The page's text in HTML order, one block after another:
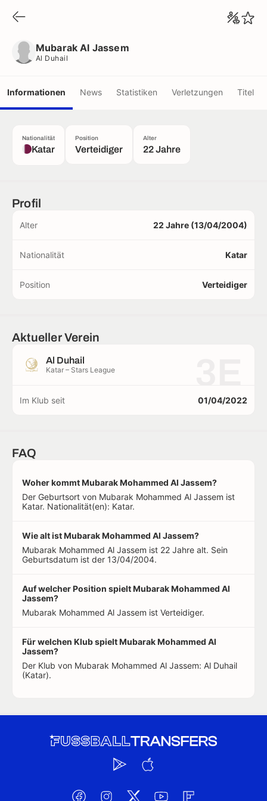
Mubarak Al Jassem
Al Duhail
Informationen News Statistiken Verletzungen Titel
Nationalität
Katar
Position
Verteidiger
Alter
22 Jahre
Profil
Alter 22 Jahre (13/04/2004)
Nationalität Katar
Position Verteidiger
Aktueller Verein
Al Duhail
Katar – Stars League
Im Klub seit 01/04/2022
FAQ
Woher kommt Mubarak Mohammed Al Jassem?
Der Geburtsort von Mubarak Mohammed Al Jassem ist
Katar. Nationalität(en): Katar.
Wie alt ist Mubarak Mohammed Al Jassem?
Mubarak Mohammed Al Jassem ist 22 Jahre alt. Sein
Geburtsdatum ist der 13/04/2004.
Auf welcher Position spielt Mubarak Mohammed Al
Jassem?
Mubarak Mohammed Al Jassem ist Verteidiger.
Für welchen Klub spielt Mubarak Mohammed Al
Jassem?
Der Klub von Mubarak Mohammed Al Jassem: Al Duhail
(Katar).